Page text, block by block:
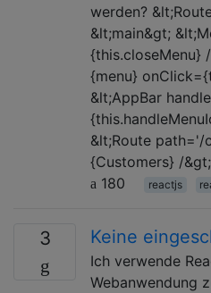
werden?
&lt;main&gt;
{this.closeMenu}
{menu}
&lt;AppBar
&lt;Route path='/
{Customers} /
180
reactjs
3 Keine
Ich verwende
Webanwendung